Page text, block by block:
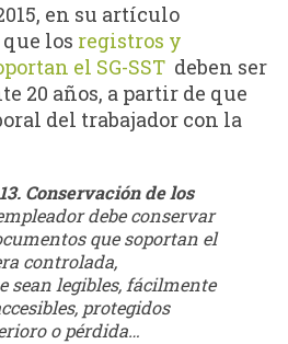
en su artículo
que los registros y
el SG-SST deben ser
20 años, a partir de que
del trabajador con la
Conservación de los
debe conservar
que soportan el
controlada,
sean legibles, fácilmente
protegidos
o pérdida…